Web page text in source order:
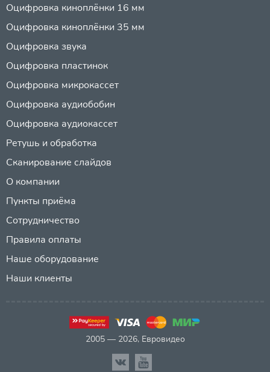
Оцифровка киноплёнки 16 мм
Оцифровка киноплёнки 35 мм
Оцифровка звука
Оцифровка пластинок
Оцифровка микрокассет
Оцифровка аудиобобин
Оцифровка аудиокассет
Ретушь и обработка
Сканирование слайдов
О компании
Пункты приёма
Сотрудничество
Правила оплаты
Наше оборудование
Наши клиенты
2005 — 2026, Евровидео